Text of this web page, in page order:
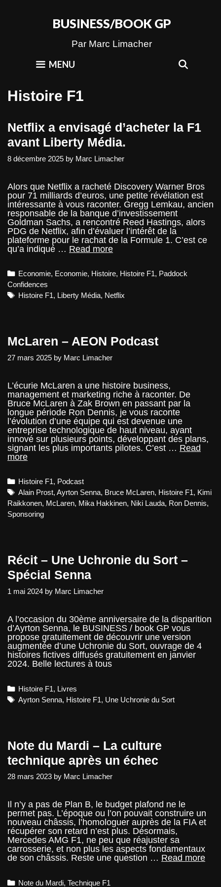
BUSINESS/BOOK GP
Par Marc Limacher
MENU
Histoire F1
Netflix a envisagé d’acheter la F1
avant Liberty Média.
8 décembre 2025 by Marc Limacher
Alors que Netflix a racheté Discovery Warner Bros
pour 71 milliards d’euros, une petite révélation est
intéressante à vous raconter. Gregg Lemkau, ancien
responsable de la banque d’investissement
Goldman Sachs, a rencontré Reed Hastings, alors
PDG de Netflix, afin d’évaluer l’intérêt de la
plateforme pour le rachat de la Formule 1. C’est ce
qu’a indiqué … Read moreNetflix
d’acheter
F1
Categories
Economie, Economie, Histoire, Histoire F1, Paddock
Confidences
Tags
Histoire F1, Liberty Média, Netflix
McLaren – AEON Podcast
27 mars 2025 by Marc Limacher
L’écurie McLaren a une histoire business,
management et marketing riche à raconter. De
Bruce McLaren à Zak Brown en passant par la
longue période Ron Dennis, je vous raconte
l’évolution d’une équipe qui est devenue une
entreprise technologique de haut niveau, ayant
innové sur plusieurs points, développant des plans,
signant les plus importants pilotes. C’est … Read
moreMcLaren
Podcast
Categories
Histoire F1, Podcast
Tags
Alain Prost,Ayrton Senna, Bruce McLaren, Histoire F1, Kimi
Raikkonen, McLaren, Mika Hakkinen, Niki Lauda, Ron Dennis,
Sponsoring
Récit – Une Uchronie du Sort –
Spécial Senna
1 mai 2024 by Marc Limacher
A l’occasion du 30ème anniversaire de la disparition
d’Ayrton Senna, le BUSINESS / book GP vous
propose gratuitement de découvrir une version
augmentée d’une Uchronie du Sort, ouvrage de 4
histoires fictives diffusés gratuitement en janvier
2024. Belle lectures à tous
Categories
Histoire F1, Livres
Tags
Ayrton Senna, Histoire F1, Une Uchronie du Sort
Note du Mardi – La culture
technique après un échec
28 mars 2023 by Marc Limacher
Il n’y a pas de Plan B, le budget plafond ne le
permet pas. L’époque ou l’on pouvait construire un
nouveau châssis, l’homologuer auprès de la FIA et
récupérer son retard n’est plus. Désormais,
Mercedes AMG F1, ne peu que réajuster sa
carrosserie, et non plus les aspects fondamentaux
de son châssis. Reste une question … Read more
Categories
Note du Mardi,Technique F1